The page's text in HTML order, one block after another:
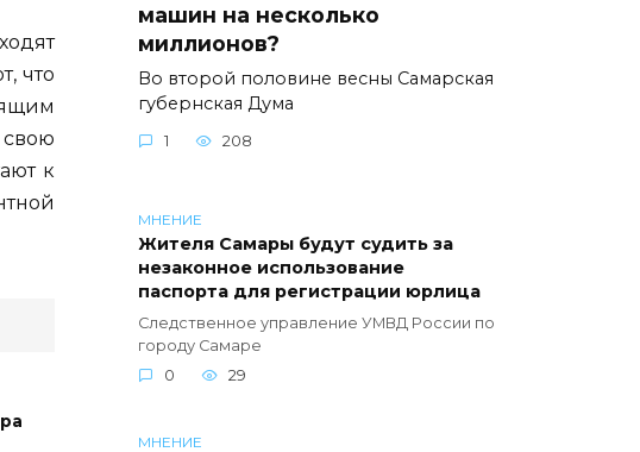
что
к
машин на несколько
миллионов?
Во второй половине весны Самарская
губернская Дума
1 208
МНЕНИЕ
Жителя Самары будут судить за
незаконное использование
паспорта для регистрации юрлица
Следственное управление УМВД России по
городу Самаре
0
29
МНЕНИЕ